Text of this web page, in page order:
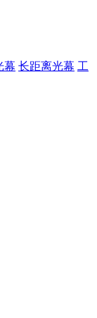
幕 长距离光幕 工